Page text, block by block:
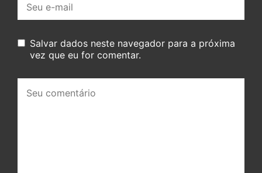
mail:
Salvar dados neste navegador para a próxima
vez que eu for comentar.
comentário: